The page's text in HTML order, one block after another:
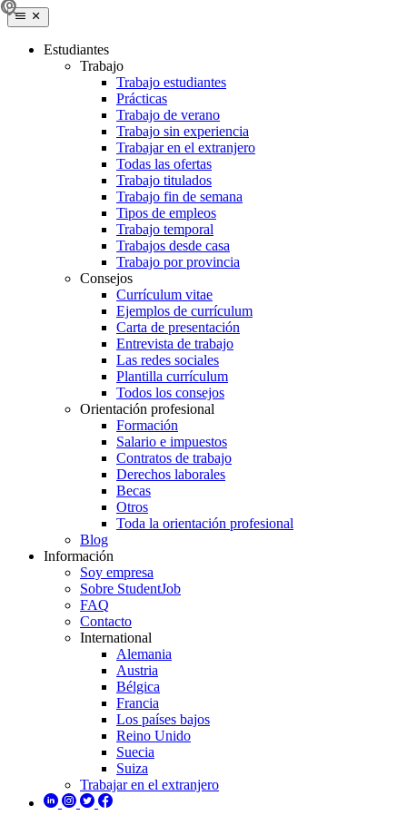
Estudiantes
Trabajo
Trabajo estudiantes
Prácticas
Trabajo de verano
Trabajo sin experiencia
Trabajar en el extranjero
Todas las ofertas
Trabajo titulados
Trabajo fin de semana
Tipos de empleos
Trabajo temporal
Trabajos desde casa
Trabajo por provincia
Consejos
Currículum vitae
Ejemplos de currículum
Carta de presentación
Entrevista de trabajo
Las redes sociales
Plantilla currículum
Todos los consejos
Orientación profesional
Formación
Salario e impuestos
Contratos de trabajo
Derechos laborales
Becas
Otros
Toda la orientación profesional
Blog
Información
Soy empresa
Sobre StudentJob
FAQ
Contacto
International
Alemania
Austria
Bélgica
Francia
Los países bajos
Reino Unido
Suecia
Suiza
Trabajar en el extranjero